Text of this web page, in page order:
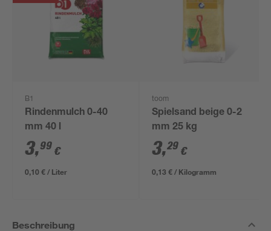
B1
Rindenmulch 0-40
mm 40 l
3,99 €
0,10 € / Liter
toom
Spielsand beige 0-2
mm 25 kg
3,29 €
0,13 € / Kilogramm
Beschreibung